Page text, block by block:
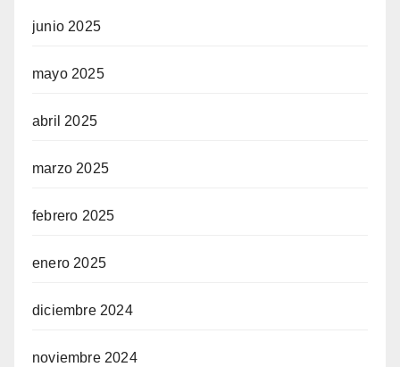
junio 2025
mayo 2025
abril 2025
marzo 2025
febrero 2025
enero 2025
diciembre 2024
noviembre 2024